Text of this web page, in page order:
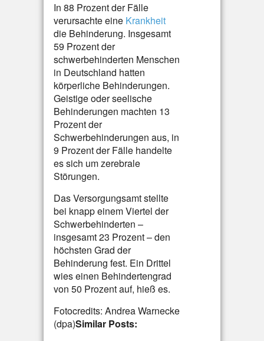
In 88 Prozent der Fälle
verursachte eine Krankheit
die Behinderung. Insgesamt
59 Prozent der
schwerbehinderten Menschen
in Deutschland hatten
körperliche Behinderungen.
Geistige oder seelische
Behinderungen machten 13
Prozent der
Schwerbehinderungen aus, in
9 Prozent der Fälle handelte
es sich um zerebrale
Störungen.
Das Versorgungsamt stellte
bei knapp einem Viertel der
Schwerbehinderten –
insgesamt 23 Prozent – den
höchsten Grad der
Behinderung fest. Ein Drittel
wies einen Behindertengrad
von 50 Prozent auf, hieß es.
Fotocredits: Andrea Warnecke
(dpa)Similar Posts: